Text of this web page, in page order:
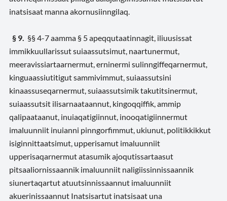
inatsisaat manna akornusiinngilaq.
§ 9. §§ 4-7 aamma § 5 apeqqutaatinnagit, iliuusissat
immikkuullarissut suiaassutsimut, naartunermut,
meeravissiartaarnermut, erninermi sulinngiffeqarnermut,
kinguaassiutitigut sammivimmut, suiaassutsini
kinaassuseqarnermut, suiaassutsimik takutitsinermut,
suiaassutsit ilisarnaataannut, kingoqqiffik, ammip
qalipaataanut, inuiaqatigiinnut, inooqatigiinnermut
imaluunniit inuianni pinngorfimmut, ukiunut, politikkikkut
isiginnittaatsimut, upperisamut imaluunniit
upperisaqarnermut atasumik ajoqutissartaasut
pitsaaliornissaannik imaluunniit naligiissinnissaannik
siunertaqartut atuutsinnissaannut imaluunniit
akuerinissaannut Inatsisartut inatsisaat una